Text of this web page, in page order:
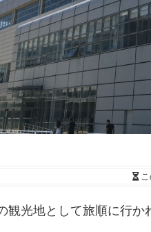
観光地として旅順に行か